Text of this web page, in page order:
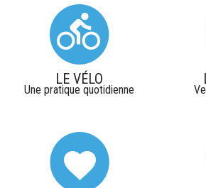
LE VÉLO
Une pratique quotidienne